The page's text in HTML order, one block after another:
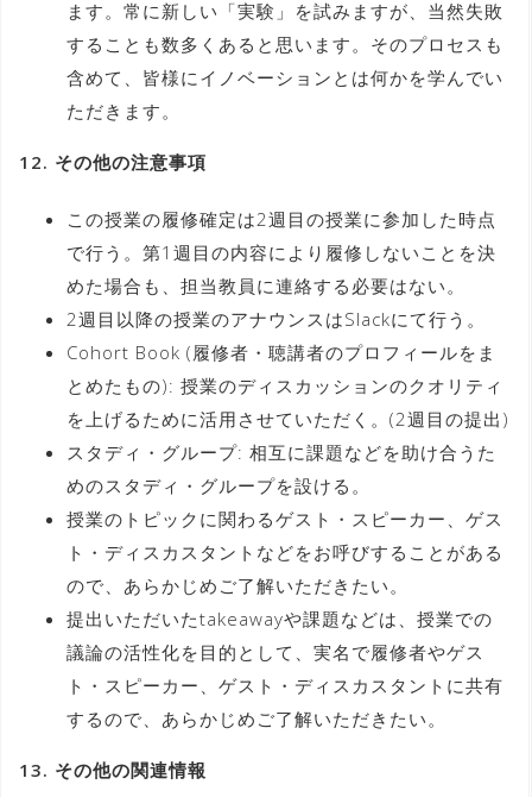
ます。常に新しい「実験」を試みますが、当然失敗
することも数多くあると思います。そのプロセスも
含めて、皆様にイノベーションとは何かを学んでい
ただきます。
12. その他の注意事項
この授業の履修確定は2週目の授業に参加した時点
で行う。第1週目の内容により履修しないことを決
めた場合も、担当教員に連絡する必要はない。
2週目以降の授業のアナウンスはSlackにて行う。
Cohort Book (履修者・聴講者のプロフィールをま
とめたもの): 授業のディスカッションのクオリティ
を上げるために活用させていただく。(2週目の提出)
スタディ・グループ: 相互に課題などを助け合うた
めのスタディ・グループを設ける。
授業のトピックに関わるゲスト・スピーカー、ゲス
ト・ディスカスタントなどをお呼びすることがある
ので、あらかじめご了解いただきたい。
提出いただいたtakeawayや課題などは、授業での
議論の活性化を目的として、実名で履修者やゲス
ト・スピーカー、ゲスト・ディスカスタントに共有
するので、あらかじめご了解いただきたい。
13. その他の関連情報